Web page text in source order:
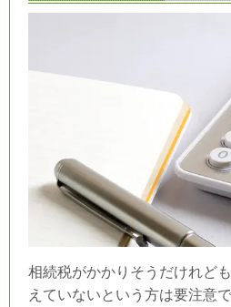
相続税がかかりそうだけれど
えていないという方は要注意で